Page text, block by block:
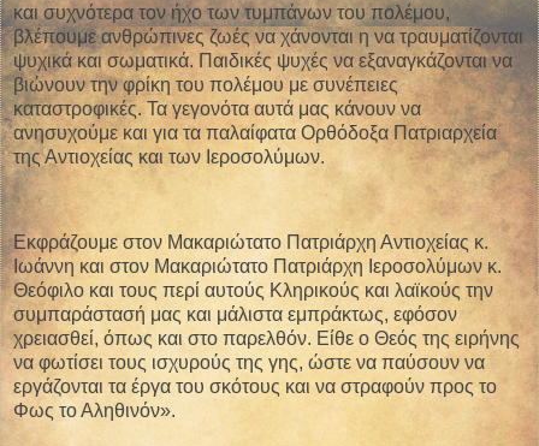
και συχνότερα τον ήχο των τυμπάνων του πολέμου,
βλέπουμε ανθρώπινες ζωές να χάνονται η να τραυματίζονται
ψυχικά και σωματικά. Παιδικές ψυχές να εξαναγκάζονται να
βιώνουν την φρίκη του πολέμου με συνέπειες
καταστροφικές. Τα γεγονότα αυτά μας κάνουν να
ανησυχούμε και για τα παλαίφατα Ορθόδοξα Πατριαρχεία
της Αντιοχείας και των Ιεροσολύμων.
Εκφράζουμε στον Μακαριώτατο Πατριάρχη Αντιοχείας κ.
Ιωάννη και στον Μακαριώτατο Πατριάρχη Ιεροσολύμων κ.
Θεόφιλο και τους περί αυτούς Κληρικούς και λαϊκούς την
συμπαράστασή μας και μάλιστα εμπράκτως, εφόσον
χρειασθεί, όπως και στο παρελθόν. Είθε ο Θεός της ειρήνης
να φωτίσει τους ισχυρούς της γης, ώστε να παύσουν να
εργάζονται τα έργα του σκότους και να στραφούν προς το
Φως το Αληθινόν».